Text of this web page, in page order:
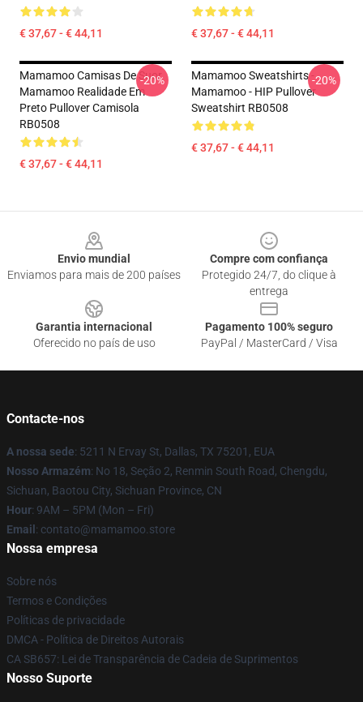
€ 37,67 - € 44,11 € 37,67 - € 44,11
Mamamoo Camisas De Suor
Mamamoo Realidade Em
Preto Pullover Camisola
RB0508
€ 37,67 - € 44,11
-20%
Mamamoo Sweatshirts -
Mamamoo - HIP Pullover
Sweatshirt RB0508
€ 37,67 - € 44,11
-20%
Envio mundial
Enviamos para mais de 200 países
Compre com confiança
Protegido 24/7, do clique à
entrega
Garantia internacional
Oferecido no país de uso
Pagamento 100% seguro
PayPal / MasterCard / Visa
Contacte-nos
A nossa sede: 5211 N Ervay St, Dallas, TX 75201, EUA
Nosso Armazém: No 18, Seção 2, Renmin South Road, Chengdu,
Sichuan, Baotou City, Sichuan Province, CN
Hour: 9AM – 5PM (Mon – Fri)
Email : contato@mamamoo.store
Nossa empresa
Sobre nós
Termos e Condições
Políticas de privacidade
DMCA - Política de Direitos Autorais
CA SB657: Lei de Transparência de Cadeia de Suprimentos
Nosso Suporte